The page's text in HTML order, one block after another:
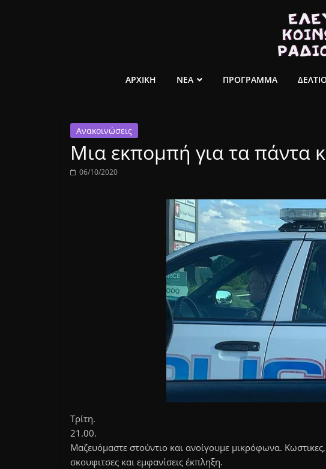
ελεύθερο
ραδιόφωνο
1431AM
ΑΡΧΙΚΗ ΝΕΑ ΠΡΟΓΡΑΜΜΑ
Ανακοινώσεις
Μια εκπομπή για τα πάντα
06/10/2020
Τρίτη.
21.00.
Μαζευόμαστε στούντιο και ανοίγουμε μικρόφωνα. Κωστικες,
σκουφιτσες και εμφανίσεις έκπληξη.